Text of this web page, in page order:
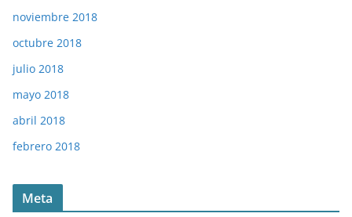
noviembre 2018
octubre 2018
julio 2018
mayo 2018
abril 2018
febrero 2018
Meta